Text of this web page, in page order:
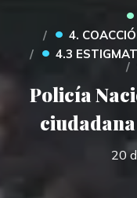
•
• 4.
• 4.3
Policía
20